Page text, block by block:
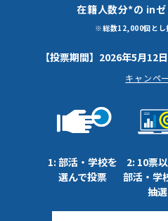
在籍⼈数分*の in
※総数12,000個とし
【投票期間】2026年5⽉12
キャンペ
1: 部活・学校を
選んで投票
2: 10票
部活・学
抽選